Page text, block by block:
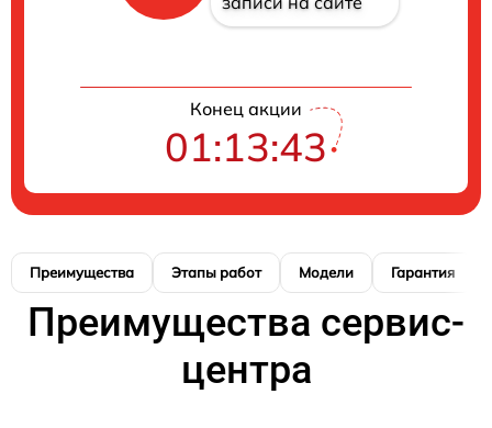
Конец акции
01:13:42
Преимущества Этапы работ Модели Гарантия
Преимущества сервис-
центра